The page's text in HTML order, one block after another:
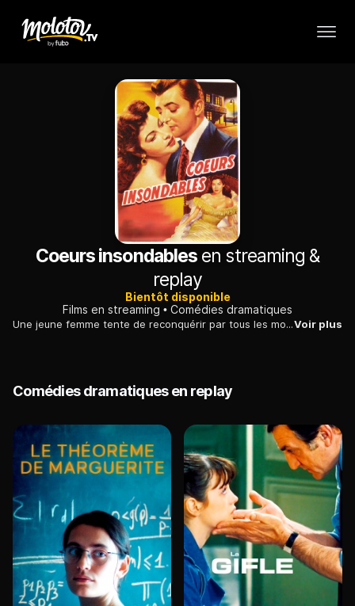
Coeurs insondables en streaming &
replay
Bientôt disponible
Films en streaming
Comédies dramatiques
Une jeune femme tente de reconquérir par tous les moyens le coeur de son amant volage, revenu d'un voyage en Amérique du Sud avec une autre conquête.Voir plus
Comédies dramatiques en replay